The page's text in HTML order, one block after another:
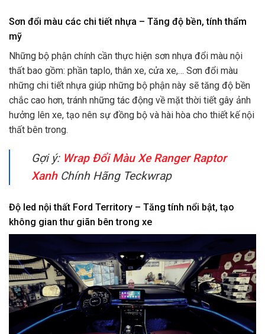
Sơn đổi màu các chi tiết nhựa – Tăng độ bền, tính thẩm
mỹ
Những bộ phận chính cần thực hiện sơn nhựa đổi màu nội
thất bao gồm: phần taplo, thân xe, cửa xe,… Sơn đổi màu
những chi tiết nhựa giúp những bộ phận này sẽ tăng độ bền
chắc cao hơn, tránh những tác động về mặt thời tiết gây ảnh
hưởng lên xe, tạo nên sự đồng bộ và hài hòa cho thiết kế nội
thất bên trong.
Gợi ý: Wrap Đổi Màu Xe Ranger Raptor
XanhChính Hãng Teckwrap
Độ led nội thất Ford Territory – Tăng tính nổi bật, tạo
không gian thư giãn bên trong xe